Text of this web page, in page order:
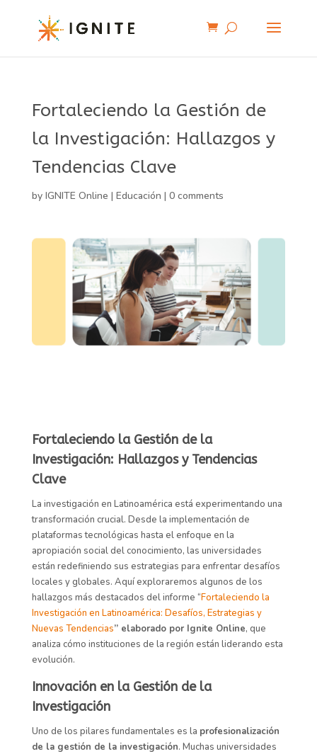
Fortaleciendo la Gestión de
la Investigación: Hallazgos y
Tendencias Clave
by IGNITE Online | Educación | 0 comments
Fortaleciendo la Gestión de la
Investigación: Hallazgos y Tendencias
Clave
La investigación en Latinoamérica está experimentando una
transformación crucial. Desde la implementación de
plataformas tecnológicas hasta el enfoque en la
apropiación social del conocimiento, las universidades
están redefiniendo sus estrategias para enfrentar desafíos
locales y globales. Aquí exploraremos algunos de los
hallazgos más destacados del informe “Fortaleciendo la
Investigación en Latinoamérica: Desafíos, Estrategias y
Nuevas Tendencias” elaborado por Ignite Online, que
analiza cómo instituciones de la región están liderando esta
evolución.
Innovación en la Gestión de la
Investigación
Uno de los pilares fundamentales es la profesionalización
de la gestión de la investigación. Muchas universidades